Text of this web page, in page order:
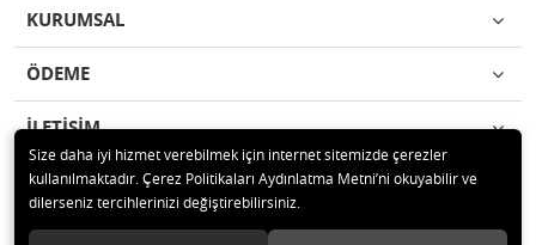
KURUMSAL
ÖDEME
İLETİŞİM
© 2020 Ufuk Şaka Oyunları ve Parti Malzemeleri Merkezi Tüm hakları
saklıdır.
Size daha iyi hizmet verebilmek için internet sitemizde çerezler
kullanılmaktadır. Çerez Politikaları Aydınlatma Metni’ni okuyabilir ve
dilerseniz tercihlerinizi değiştirebilirsiniz.